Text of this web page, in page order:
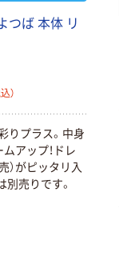
つば 本体 リ
）
りプラス。中身
アップ！ドレ
）がピッタリ入
別売りです。